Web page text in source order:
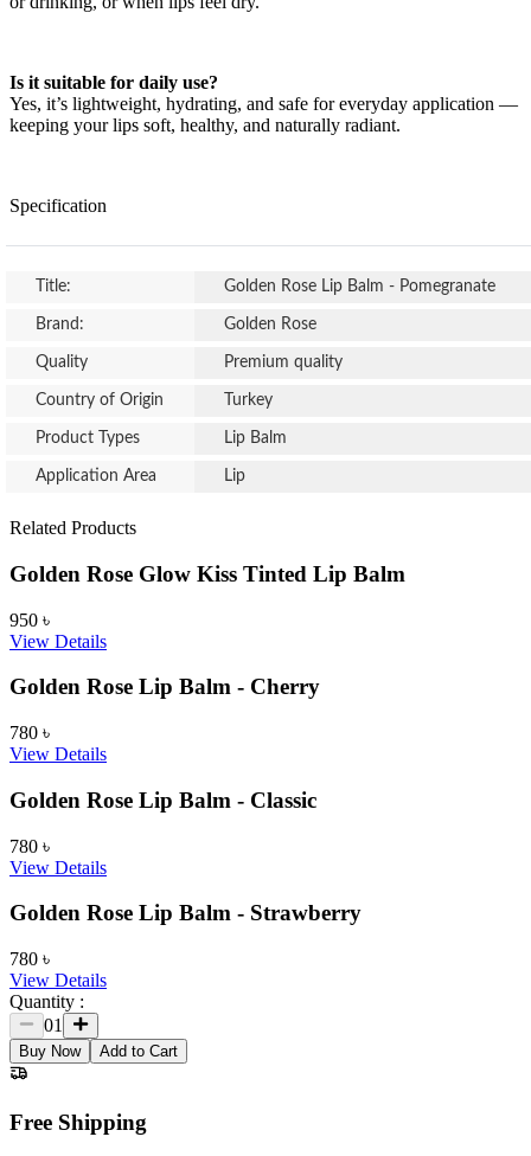
Is it suitable for daily use?
Yes, it’s lightweight, hydrating, and safe for everyday application —
keeping your lips soft, healthy, and naturally radiant.
Specification
Title: Golden Rose Lip Balm - Pomegranate
Brand: Golden Rose
Quality Premium quality
Country of Origin Turkey
Product Types Lip Balm
Application Area Lip
Related Products
Golden Rose Glow Kiss Tinted Lip Balm
950 ৳
View Details
Golden Rose Lip Balm - Cherry
780 ৳
View Details
Golden Rose Lip Balm - Classic
780 ৳
View Details
Golden Rose Lip Balm - Strawberry
780 ৳
View Details
Quantity :
01
Buy Now Add to Cart
Free Shipping